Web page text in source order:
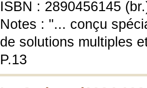
ISBN : 2890456145
Notes : "... conçu
de solutions multiples
P.13